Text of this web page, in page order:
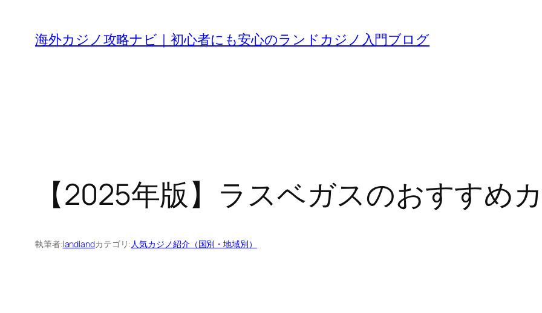
海外カジノ攻略ナビ｜初心者にも安心のランドカジノ入門ブログ
【2025年版】ラスベガスのおすすめ
執筆者:landlandカテゴリ:人気カジノ紹介（国別・地域別）